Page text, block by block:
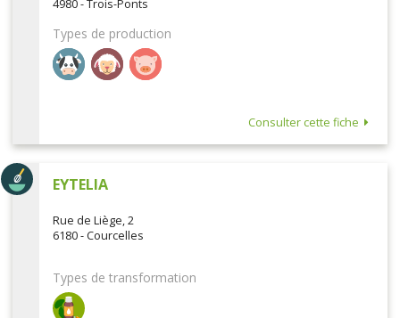
4980 - Trois-Ponts
Types de production
Consulter cette fiche
EYTELIA
Rue de Liège, 2
6180 - Courcelles
Types de transformation